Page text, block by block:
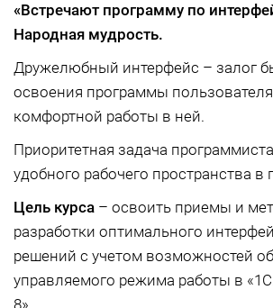
«Встречают программу по
Народная мудрость.
Дружелюбный интерфейс – залог
освоения программы
комфортной работы в ней.
Приоритетная задача
удобного рабочего пространства в
Цель курса – освоить приемы и
разработки оптимального
решений с учетом возможностей
управляемого режима работы в
8».